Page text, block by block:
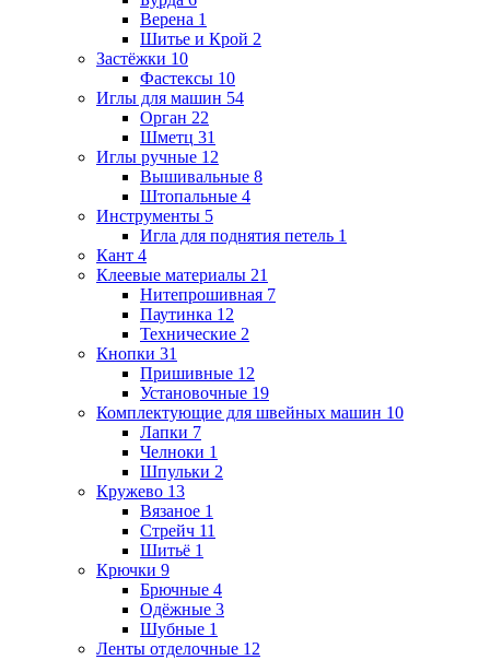
Верена 1
Шитье и Крой 2
Застёжки 10
Фастексы 10
Иглы для машин 54
Орган 22
Шметц 31
Иглы ручные 12
Вышивальные 8
Штопальные 4
Инструменты 5
Игла для поднятия петель 1
Кант 4
Клеевые материалы 21
Нитепрошивная 7
Паутинка 12
Технические 2
Кнопки 31
Пришивные 12
Установочные 19
Комплектующие для швейных машин 10
Лапки 7
Челноки 1
Шпульки 2
Кружево 13
Вязаное 1
Стрейч 11
Шитьё 1
Крючки 9
Брючные 4
Одёжные 3
Шубные 1
Ленты отделочные 12